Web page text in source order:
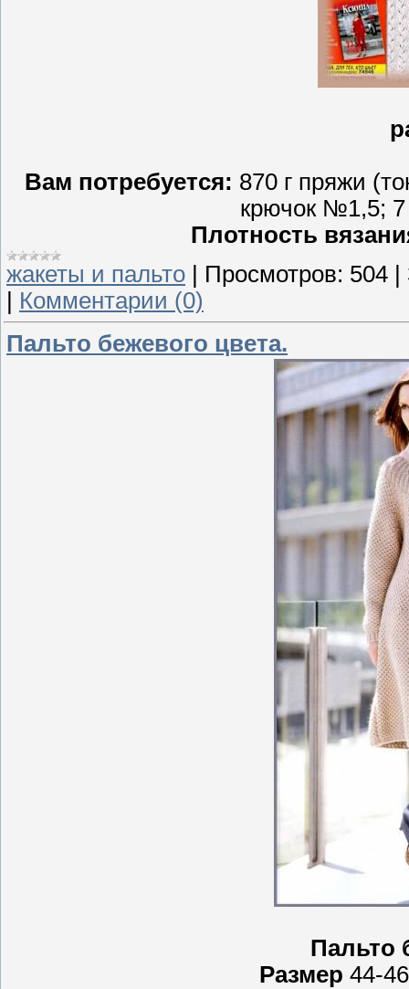
Вам потребуется: 870 г пряжи
крючок №1,5; 7
Плотность
жакеты и пальто | Просмотров: 504 |
| Комментарии (0)
Пальто бежевого цвета.
Пальто
Размер 44-